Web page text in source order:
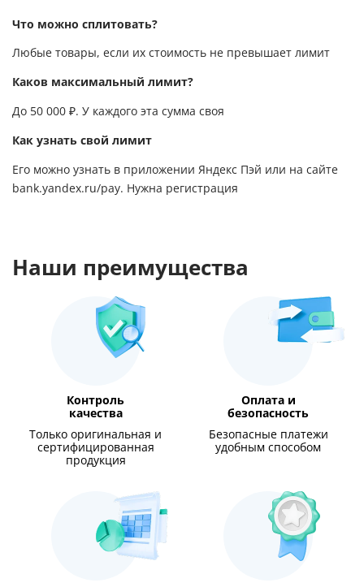
Что можно сплитовать?
Любые товары, если их стоимость не превышает лимит
Каков максимальный лимит?
До 50 000 ₽. У каждого эта сумма своя
Как узнать свой лимит
Его можно узнать в приложении Яндекс Пэй или на сайте
bank.yandex.ru/pay. Нужна регистрация
Наши преимущества
Контроль
качества
Только оригинальная и
сертифицированная
продукция
Оплата и
безопасность
Безопасные платежи
удобным способом